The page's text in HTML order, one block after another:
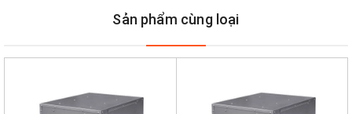
Sản phẩm cùng loại